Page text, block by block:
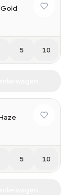
5 10
5 10